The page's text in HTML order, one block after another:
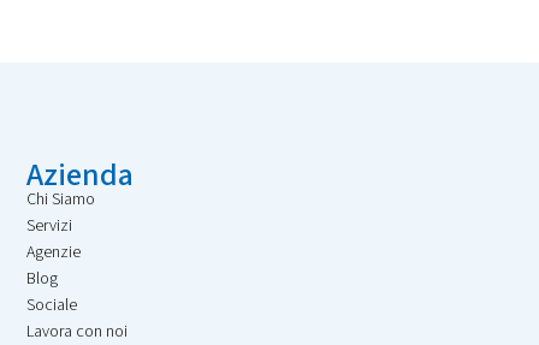
Azienda
Chi Siamo
Servizi
Agenzie
Blog
Sociale
Lavora con noi